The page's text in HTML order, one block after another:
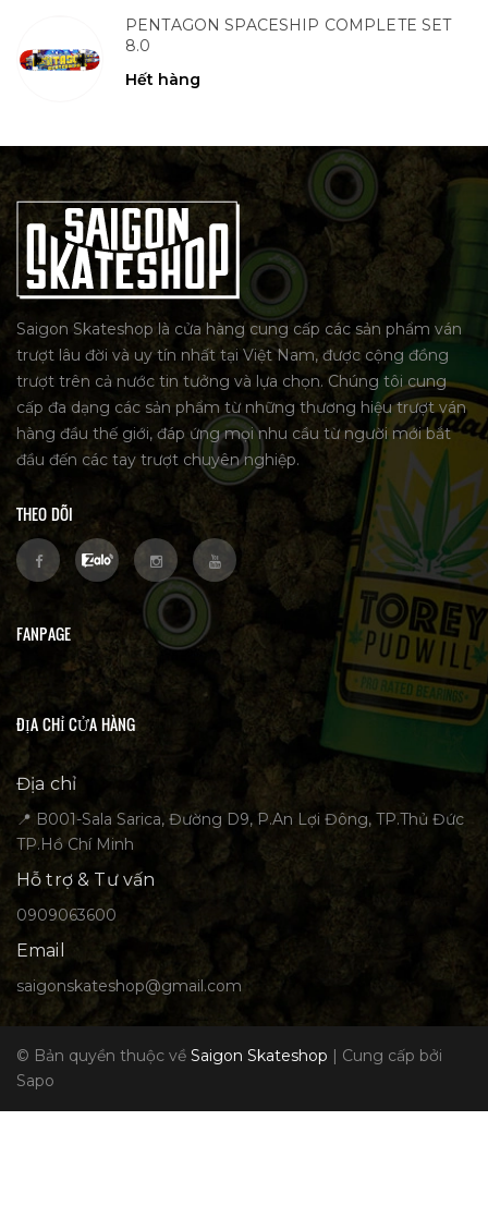
PENTAGON SPACESHIP COMPLETE SET
8.0
Hết hàng
Saigon Skateshop là cửa hàng cung cấp các sản phẩm ván
trượt lâu đời và uy tín nhất tại Việt Nam, được cộng đồng
trượt trên cả nước tin tưởng và lựa chọn. Chúng tôi cung
cấp đa dạng các sản phẩm từ những thương hiệu trượt ván
hàng đầu thế giới, đáp ứng mọi nhu cầu từ người mới bắt
đầu đến các tay trượt chuyên nghiệp.
THEO DÕI
FANPAGE
ĐỊA CHỈ CỬA HÀNG
Địa chỉ
📍 B001-Sala Sarica, Đường D9, P.An Lợi Đông, TP.Thủ Đức
TP.Hồ Chí Minh
Hỗ trợ & Tư vấn
0909063600
Email
saigonskateshop@gmail.com
© Bản quyền thuộc về Saigon Skateshop | Cung cấp bởi
Sapo